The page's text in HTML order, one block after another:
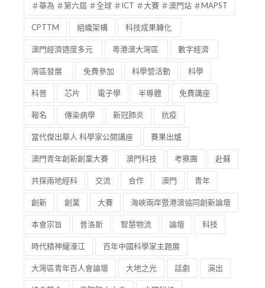
＃華為 ＃第六屆 ＃全球 ＃ICT ＃大賽 ＃澳門站 ＃MAPST
CPTTM 組織架構 科技成果轉化
澳門經濟適度多元 粵港澳大灣區 數字經濟
灣區發展 免費參加 科學營活動 科學
科普 芯片 電子學 半導體 免費講座
報名 傳染病學 新冠肺炎 抗疫
當代傑出華人 科學家公開講座 賽果出爐
澳門青年創新創業大賽 澳門科技 考察團 赴蘇
共探兩地經科 交流 合作 澳門 青年
創新 創業 大賽 海峽兩岸暨港澳協同創新論壇
本會宗旨 普洛斯 智慧物流 論壇 科技
時代精神耀濠江 百年中國科學家主題展
大灣區青年百人會論壇 大地之光 話劇 演出